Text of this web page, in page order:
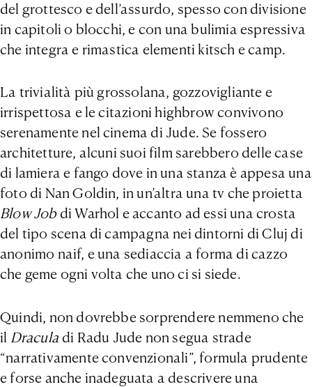
del grottesco e dell’assurdo, spesso con divisione
in capitoli o blocchi, e con una bulimia espressiva
che integra e rimastica elementi kitsch e camp.
La trivialità più grossolana, gozzovigliante e
irrispettosa e le citazioni highbrow convivono
serenamente nel cinema di Jude. Se fossero
architetture, alcuni suoi film sarebbero delle case
di lamiera e fango dove in una stanza è appesa una
foto di Nan Goldin, in un’altra una tv che proietta
Blow Jobdi Warhol e accanto ad essi una crosta
del tipo scena di campagna nei dintorni di Cluj di
anonimo naif, e una sediaccia a forma di cazzo
che geme ogni volta che uno ci si siede.
Quindi, non dovrebbe sorprendere nemmeno che
il Draculadi Radu Jude non segua strade
“narrativamente convenzionali”, formula prudente
e forse anche inadeguata a descrivere una